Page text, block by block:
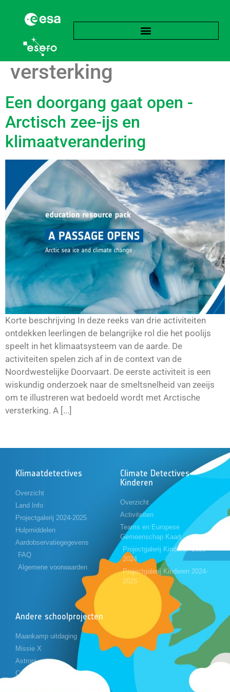
Label:
Arctische
versterking
Een doorgang gaat open -
Arctisch zee-ijs en
klimaatverandering
Korte beschrijving In deze reeks van drie activiteiten
ontdekken leerlingen de belangrijke rol die het poolijs
speelt in het klimaatsysteem van de aarde. De
activiteiten spelen zich af in de context van de
Noordwestelijke Doorvaart. De eerste activiteit is een
wiskundig onderzoek naar de smeltsnelheid van zeeijs
om te illustreren wat bedoeld wordt met Arctische
versterking. A [...]
Klimaatdetectives
Overzicht
Land Info
Projectgalerij 2024-2025
Hulpmiddelen
Aardobservatiegegevens
FAQ
Algemene voorwaarden
Climate Detectives
Kinderen
Overzicht
Activiteiten
Teams en Europese
Gemeenschap Kaart
Projectgalerij Kinderen 2023-
2024
Projectgalerij Kinderen 2024-
2025
Andere schoolprojecten
Maankamp uitdaging
Missie X
Astropi
Cansat